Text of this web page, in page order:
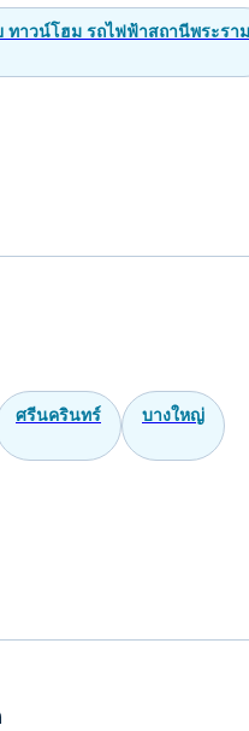
ทาวน์โฮม รถไฟฟ้าสถานีพระรา
ศรีนครินทร์ บางใหญ่